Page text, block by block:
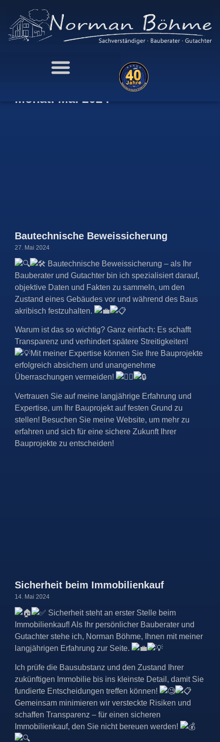
Monat: Mai 2024
Bautechnische Beweissicherung
27. Mai 2024
Bautechnische Beweissicherung – als Ihr
Bauberater und Gutachter bin ich spezialisiert darauf,
objektive Daten und Fakten zu sammeln, um den
Zustand eines Gebäudes vor und während des Baus
akribisch festzuhalten.
Warum ist das so wichtig? Ganz einfach: Es schafft
Transparenz und verhindert spätere Streitigkeiten!
Mit meiner Expertise können Sie Ihre Bauprojekte
erfolgreich absichern und unangenehme
Überraschungen vermeiden!
Vertrauen Sie auf meine langjährige Erfahrung und
Expertise, um Ihr Bauprojekt auf festen Grund zu
stellen! Besuchen Sie meine Website, um mehr zu
erfahren und sich für eine sichere Zukunft Ihrer
Bauprojekte zu entscheiden!
Sicherheit beim Immobilienkauf
14. Mai 2024
Sicherheit steht an erster Stelle beim
Immobilienkauf! Als Ihr persönlicher Bauberater und
Gutachter stehe ich, Norman Böhme, Ihnen mit meiner
langjährigen Erfahrung zur Seite.
Ich prüfe die Bausubstanz und den Zustand Ihrer
zukünftigen Immobilie bis ins kleinste Detail, damit Sie
fundierte Entscheidungen treffen können!
Gemeinsam minimieren wir versteckte Risiken und
schaffen Transparenz – für einen sicheren
Immobilienkauf, den Sie nicht bereuen werden!